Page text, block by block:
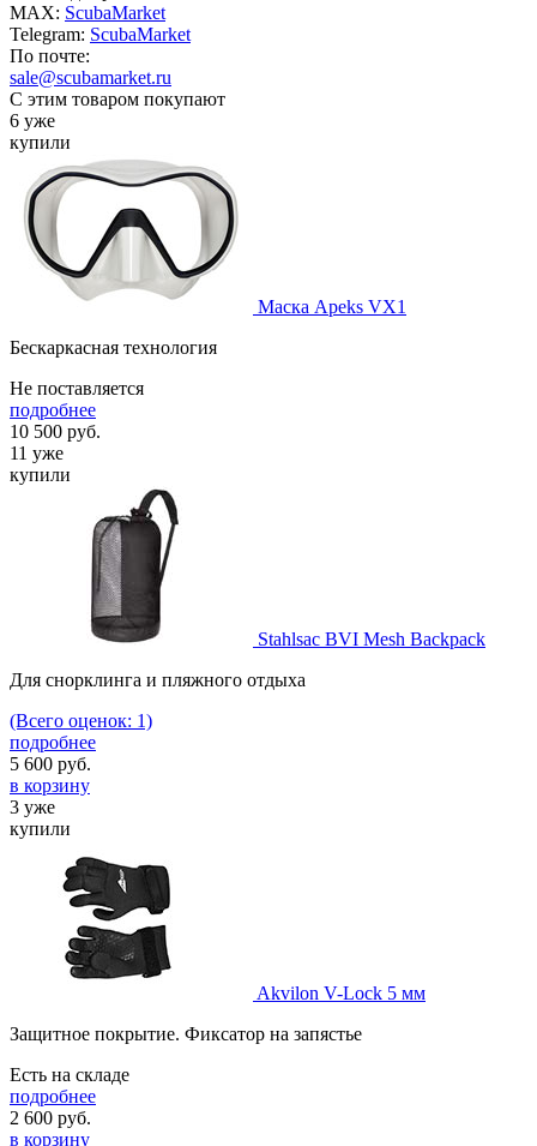
MAX: ScubaMarket
Telegram: ScubaMarket
По почте:
sale@scubamarket.ru
С этим товаром покупают
6 уже
купили
Маска Apeks VX1
Бескаркасная технология
Не поставляется
подробнее
10 500 руб.
11 уже
купили
Stahlsac BVI Mesh Backpack
Для снорклинга и пляжного отдыха
(Всего оценок: 1)
подробнее
5 600 руб.
в корзину
3 уже
купили
Akvilon V-Lock 5 мм
Защитное покрытие. Фиксатор на запястье
Есть на складе
подробнее
2 600 руб.
в корзину